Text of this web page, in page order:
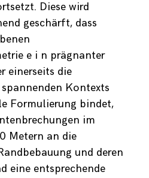
Diese wird
geschärft, dass
e i n prägnanter
einerseits die
Kontexts
Formulierung bindet,
im
Metern an die
und deren
eine entsprechende